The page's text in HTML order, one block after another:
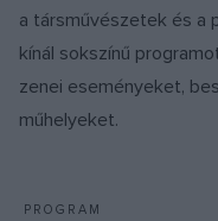
a társművészetek és a
kínál sokszínű
zenei eseményeket,
műhelyeket.
PROGRAM